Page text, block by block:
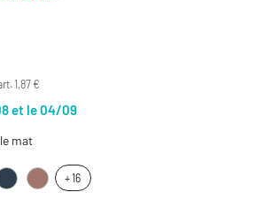
1,87 €
et le 04/09
mat
+ 16